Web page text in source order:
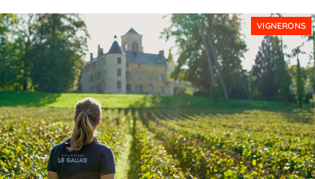
VIGNERONS